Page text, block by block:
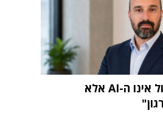
"האתגר הגדול אינו ה-AI אלא